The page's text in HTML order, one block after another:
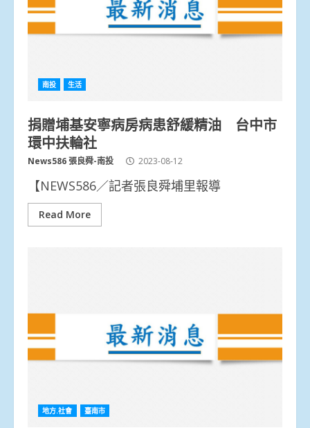
南投 生活
捐贈埔基安寧病房病患舒緩精油 台中市
環中扶輪社
News586 張良舜-南投 2023-08-12
【NEWS586／記者張良舜埔里報導
Read More
地方.社會 臺南市